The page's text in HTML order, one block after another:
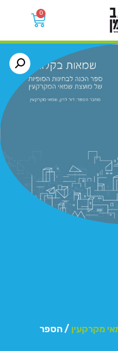
0
מקרקעין / הספר